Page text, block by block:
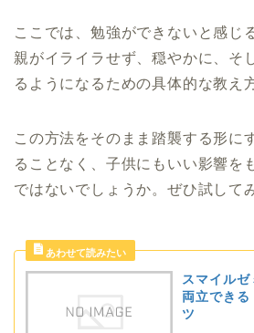
ここでは、勉強ができないと感じ
親がイライラせず、穏やかに、そ
るようになるための具体的な教え
この方法をそのまま踏襲する形に
ることなく、子供にもいい影響を
ではないでしょうか。ぜひ試して
スマイル
両立できる
ツ